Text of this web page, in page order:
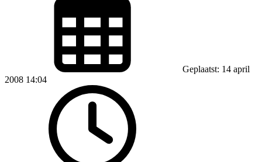
Geplaatst: 14 april
2008 14:04